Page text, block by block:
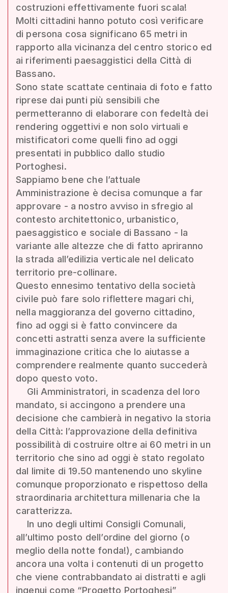
costruzioni effettivamente fuori scala!
Molti cittadini hanno potuto così verificare
di persona cosa significano 65 metri in
rapporto alla vicinanza del centro storico ed
ai riferimenti paesaggistici della Città di
Bassano.
Sono state scattate centinaia di foto e fatto
riprese dai punti più sensibili che
permetteranno di elaborare con fedeltà dei
rendering oggettivi e non solo virtuali e
mistificatori come quelli fino ad oggi
presentati in pubblico dallo studio
Portoghesi.
Sappiamo bene che l’attuale
Amministrazione è decisa comunque a far
approvare - a nostro avviso in sfregio al
contesto architettonico, urbanistico,
paesaggistico e sociale di Bassano - la
variante alle altezze che di fatto apriranno
la strada all’edilizia verticale nel delicato
territorio pre-collinare.
Questo ennesimo tentativo della società
civile può fare solo riflettere magari chi,
nella maggioranza del governo cittadino,
fino ad oggi si è fatto convincere da
concetti astratti senza avere la sufficiente
immaginazione critica che lo aiutasse a
comprendere realmente quanto succederà
dopo questo voto.
Gli Amministratori, in scadenza del loro
mandato, si accingono a prendere una
decisione che cambierà in negativo la storia
della Città: l’approvazione della definitiva
possibilità di costruire oltre ai 60 metri in un
territorio che sino ad oggi è stato regolato
dal limite di 19.50 mantenendo uno skyline
comunque proporzionato e rispettoso della
straordinaria architettura millenaria che la
caratterizza.
In uno degli ultimi Consigli Comunali,
all’ultimo posto dell’ordine del giorno (o
meglio della notte fonda!), cambiando
ancora una volta i contenuti di un progetto
che viene contrabbandato ai distratti e agli
ingenui come “Progetto Portoghesi”,